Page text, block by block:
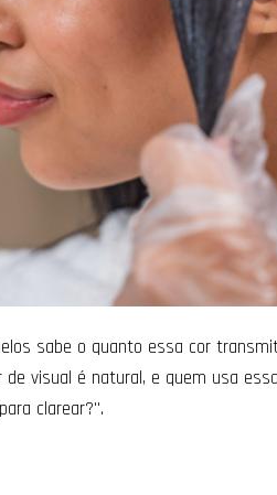
sabe o quanto essa cor
visual é natural, e quem usa
clarear?".